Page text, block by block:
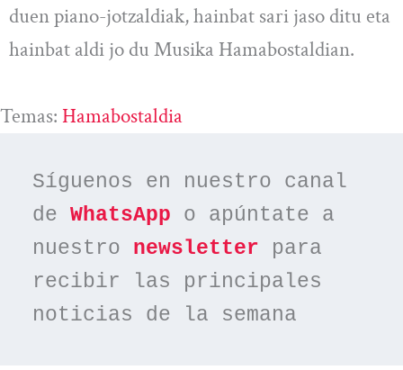
duen piano-jotzaldiak, hainbat sari jaso ditu eta
hainbat aldi jo du Musika Hamabostaldian.
Temas: Hamabostaldia
Síguenos en nuestro canal
de WhatsApp o apúntate a
nuestro newsletter para
recibir las principales
noticias de la semana